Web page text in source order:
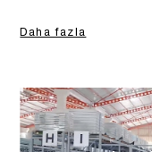
Daha fazla